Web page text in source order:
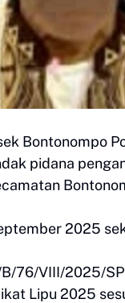
Bontonompo
pidana
2025
76/VIII/2025/
Lipu 2025